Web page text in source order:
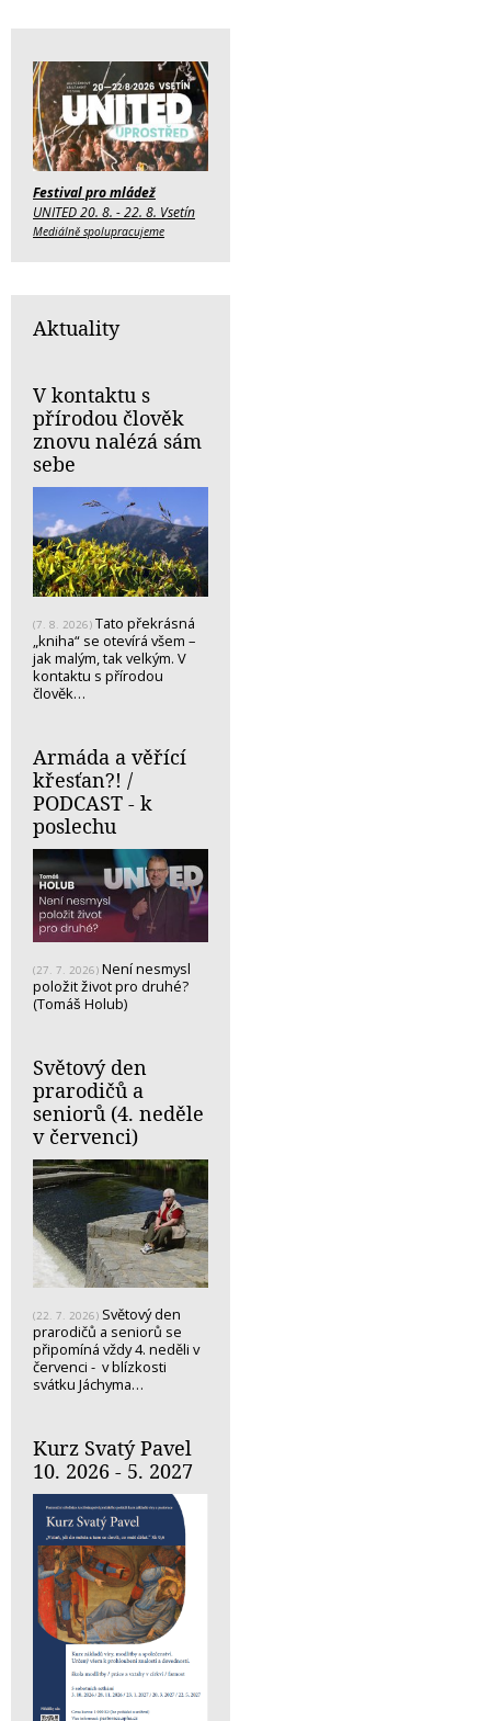
Festival pro mládež
UNITED 20. 8. - 22. 8. Vsetín
Mediálně spolupracujeme
Aktuality
V kontaktu s
přírodou člověk
znovu nalézá sám
sebe
(7. 8. 2026) Tato překrásná
„kniha“ se otevírá všem –
jak malým, tak velkým. V
kontaktu s přírodou
člověk…
Armáda a věřící
křesťan?! /
PODCAST - k
poslechu
(27. 7. 2026) Není nesmysl
položit život pro druhé?
(Tomáš Holub)
Světový den
prarodičů a
seniorů (4. neděle
v červenci)
(22. 7. 2026) Světový den
prarodičů a seniorů se
připomíná vždy 4. neděli v
červenci - v blízkosti
svátku Jáchyma…
Kurz Svatý Pavel
10. 2026 - 5. 2027